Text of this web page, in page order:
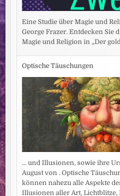
Eine Studie über Magie und
George Frazer. Entdecken Sie
Magie und Religion in „Der
Optische Täuschungen
... und Illusionen, sowie ihre
August von . Optische
können nahezu alle Aspekte
Illusionen aller Art, Lichtblitze,